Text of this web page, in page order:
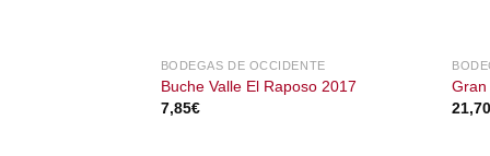
BODEGAS DE OCCIDENTE
Buche Valle El Raposo 2017
7,85€
Gran